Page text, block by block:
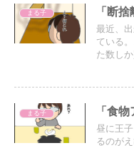
まる子 「断捨
最近、
ている
た数し
まる子 「食
昼に王
るのが